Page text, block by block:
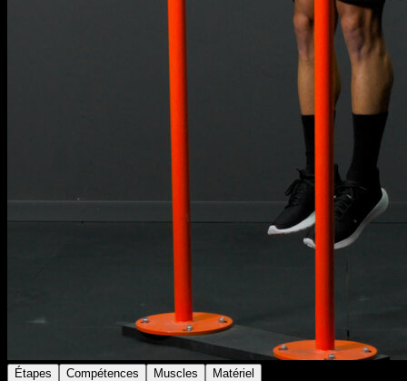
Étapes Compétences Muscles Matériel